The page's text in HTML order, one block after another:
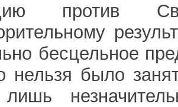
против
бесцельное
нельзя было
лишь